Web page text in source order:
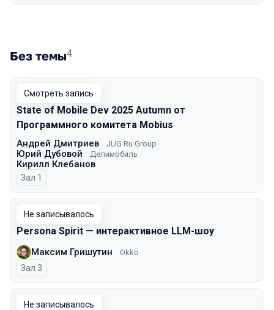
Без темы4
Смотреть запись
State of Mobile Dev 2025 Autumn от
Программного комитета Mobius
Андрей Дмитриев JUG Ru Group
Юрий Дубовой Делимобиль
Кирилл Клебанов
Зал 1
Не записывалось
Persona Spirit — интерактивное LLM-шоу
Максим Гришутин Okko
Зал 3
Не записывалось